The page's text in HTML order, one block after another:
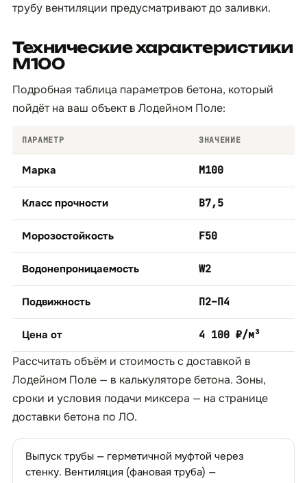
трубу вентиляции предусматривают до заливки.
Технические характеристики
М100
Подробная таблица параметров бетона, который
пойдёт на ваш объект в Лодейном Поле:
ПАРАМЕТР ЗНАЧЕНИЕ
Марка М100
Класс прочности B7,5
Морозостойкость F50
Водонепроницаемость W2
Подвижность П2–П4
Цена от 4 100 ₽/м³
Рассчитать объём и стоимость с доставкой в
Лодейном Поле — в калькуляторе бетона. Зоны,
сроки и условия подачи миксера — на странице
доставки бетона по ЛО.
Выпуск трубы — герметичной муфтой через
стенку. Вентиляция (фановая труба) —